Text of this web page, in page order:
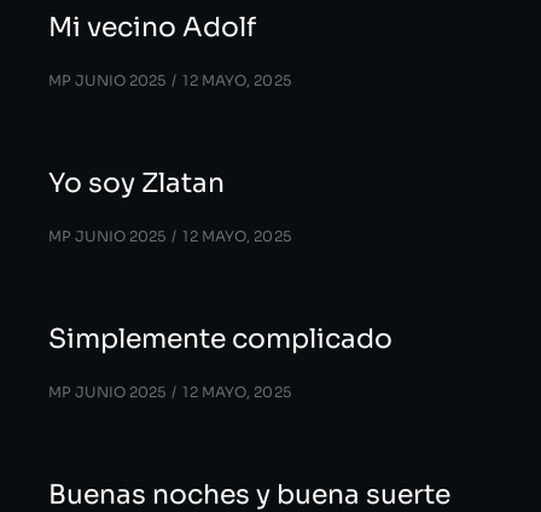
Mi vecino Adolf
MP JUNIO 2025 12 MAYO, 2025
Yo soy Zlatan
MP JUNIO 2025 12 MAYO, 2025
Simplemente complicado
MP JUNIO 2025 12 MAYO, 2025
Buenas noches y buena suerte